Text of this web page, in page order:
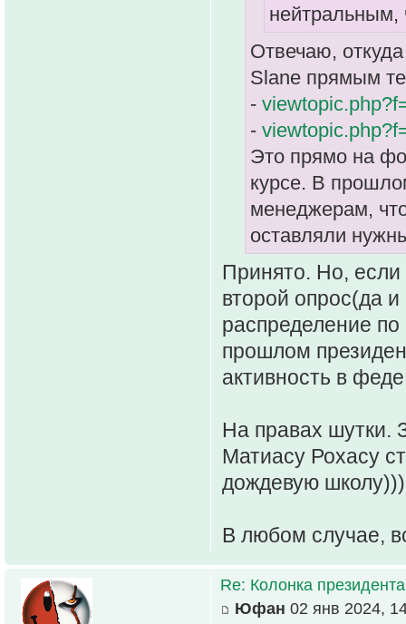
нейтральным,
Отвечаю,
Slane прямым
-
-
Это прямо на
курсе. В
менеджерам,
оставляли
Принято. Но, если
второй опрос(да
распределение
прошлом
активность в
На правах шутки.
Матиасу Рохасу
дождевую
В любом случае,
Re: Колонка президента
Юфан 02 янв 2024,